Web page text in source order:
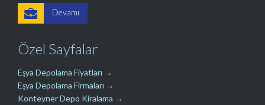
 Devamı
Özel Sayfalar
Eşya Depolama Fiyatları →
Eşya Depolama Firmaları →
Konteyner Depo Kiralama →